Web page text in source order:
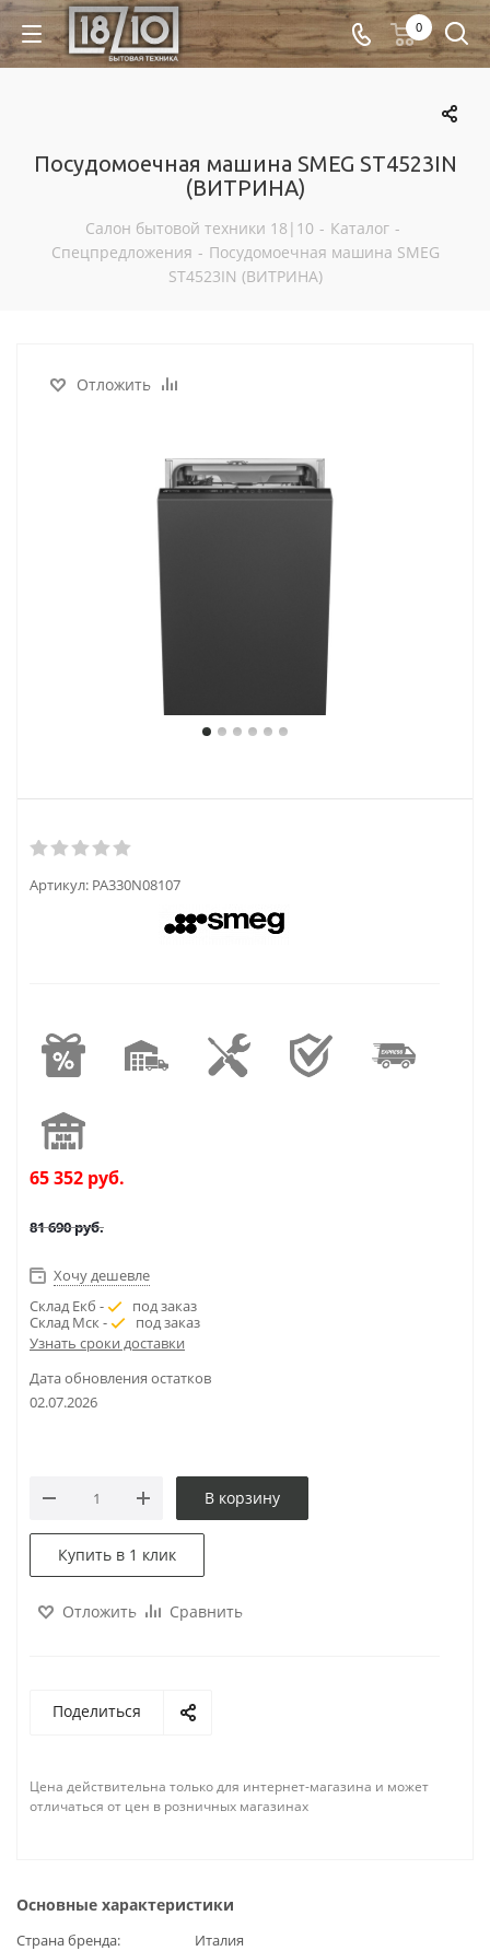
0
Посудомоечная машина SMEG ST4523IN
(ВИТРИНА)
Салон бытовой техники 18|10 - Каталог -
Спецпредложения - Посудомоечная машина SMEG
ST4523IN (ВИТРИНА)
Отложить
Артикул: PA330N08107
65 352 руб.
81 690руб.
Хочу дешевле
Склад Екб -
под заказ
Склад Мск -
под заказ
Узнать сроки доставки
Дата обновления остатков
02.07.2026
В корзину
Купить в 1 клик
Отложить Сравнить
Поделиться
Цена действительна только для интернет-магазина и может
отличаться от цен в розничных магазинах
Основные характеристики
Страна бренда
Италия